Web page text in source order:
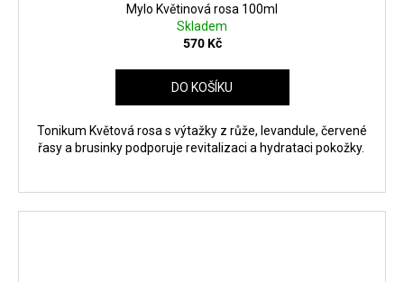
Mylo Květinová rosa 100ml
Skladem
570 Kč
DO KOŠÍKU
Tonikum Květová rosa s výtažky z růže, levandule, červené
řasy a brusinky podporuje revitalizaci a hydrataci pokožky.